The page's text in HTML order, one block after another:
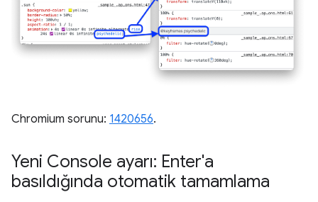
Chromium sorunu: 1420656.
Yeni Console ayarı: Enter'a
basıldığında otomatik tamamlama